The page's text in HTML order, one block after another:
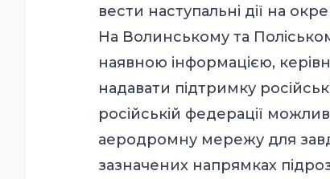
вести наступальні дії на
На Волинському та
наявною інформацією,
надавати підтримку
російській федерації
аеродромну мережу для
зазначених напрямках